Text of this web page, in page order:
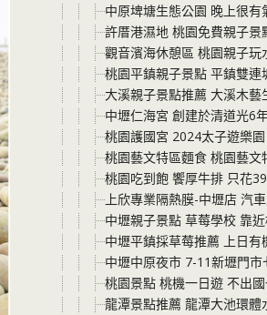
中原埤塘生態公園 晚上很
許厝港濕地 桃園免費親子
觀音濱海休憩區 桃園親子
桃園平鎮親子景點 平鎮雙
大溪親子景點推薦 大溪木
中壢仁海宮 創建於清道光6
桃園護國宮 2024太子遊樂
桃園藝文特區麵食 桃園藝
桃園吃到飽 饗厚牛排 只花
上欣專業隔熱膜-中壢店 汽
中壢親子景點 草莓學校 靠
中壢平鎮採草莓推薦 上日
中壢中原夜市 7-11新壢門
桃園景點 桃機一日遊 不出
龍潭景點推薦 龍潭大池環